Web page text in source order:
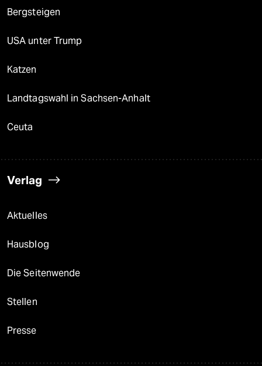
Bergsteigen
USA unter Trump
Katzen
Landtagswahl in Sachsen-Anhalt
Ceuta
Verlag
Aktuelles
Hausblog
Die Seitenwende
Stellen
Presse